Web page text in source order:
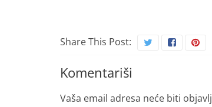
Share This Post:
Komentariši
Vaša email adresa neće biti